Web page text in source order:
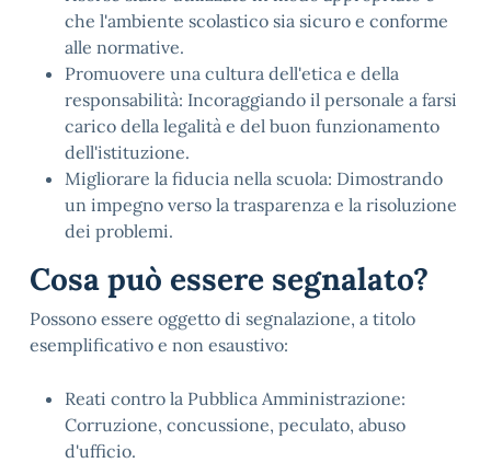
che l'ambiente scolastico sia sicuro e conforme
alle normative.
Promuovere una cultura dell'etica e della
responsabilità: Incoraggiando il personale a farsi
carico della legalità e del buon funzionamento
dell'istituzione.
Migliorare la fiducia nella scuola: Dimostrando
un impegno verso la trasparenza e la risoluzione
dei problemi.
Cosa può essere segnalato?
Possono essere oggetto di segnalazione, a titolo
esemplificativo e non esaustivo:
Reati contro la Pubblica Amministrazione:
Corruzione, concussione, peculato, abuso
d'ufficio.